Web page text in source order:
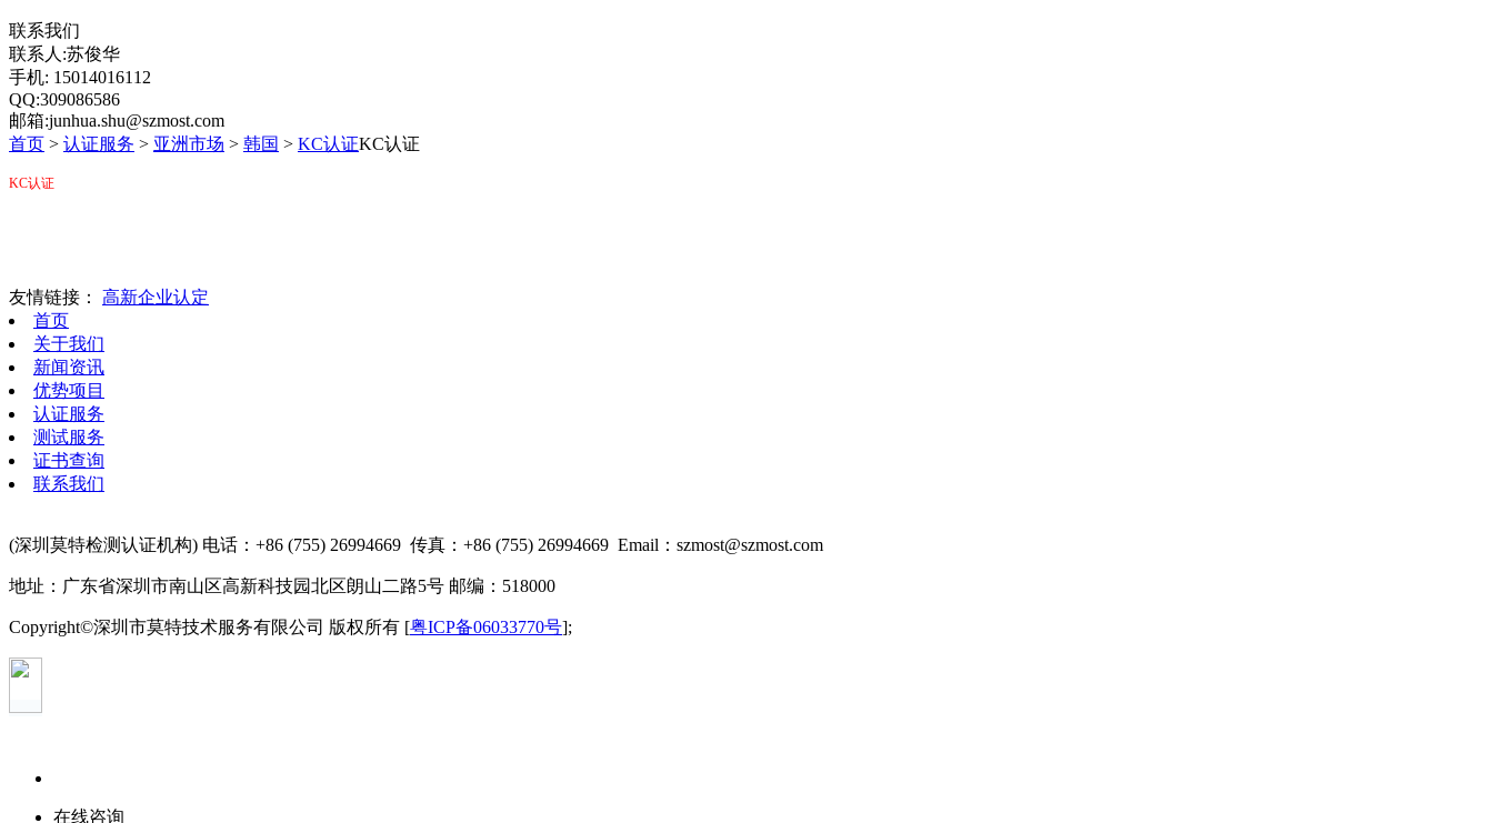
联系我们
联系人:苏俊华
手机: 15014016112
QQ:309086586
邮箱:junhua.shu@szmost.com
首页 > 认证服务 > 亚洲市场 > 韩国 > KC认证KC认证
KC认证
友情链接： 高新企业认定
首页
关于我们
新闻资讯
优势项目
认证服务
测试服务
证书查询
联系我们
(深圳莫特检测认证机构) 电话：+86 (755) 26994669 传真：+86 (755) 26994669 Email： szmost@szmost.com
地址：广东省深圳市南山区高新科技园北区朗山二路5号 邮编：518000
Copyright©深圳市莫特技术服务有限公司 版权所有 [粤ICP备06033770号];
在线咨询